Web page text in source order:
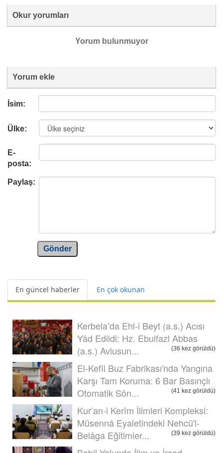
Okur yorumları
Yorum bulunmuyor
Yorum ekle
İsim:
Ülke:
E-
posta:
Paylaş:
Gönder
En güncel haberler En çok okunan
Kerbela’da Ehl-i Beyt (a.s.) Acısı
Yâd Edildi: Hz. Ebulfazl Abbas
(a.s.) Avlusun...
(36 kez görüldü)
El-Kefîl Buz Fabrikası'nda Yangına
Karşı Tam Koruma: 6 Bar Basınçlı
Otomatik Sön...
(41 kez görüldü)
Kur’an-i Kerîm İlimleri Kompleksi:
Müsennâ Eyaletindeki Nehcü'l-
Belâga Eğitimler...
(39 kez görüldü)